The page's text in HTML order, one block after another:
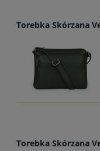
Torebka Skórzana
Torebka Skórzana